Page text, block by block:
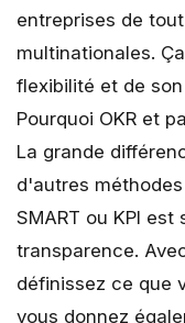
entreprises de
multinationales.
flexibilité et de
Pourquoi OKR et
La grande
d'autres
SMART ou KPI
transparence.
définissez ce que
vous donnez